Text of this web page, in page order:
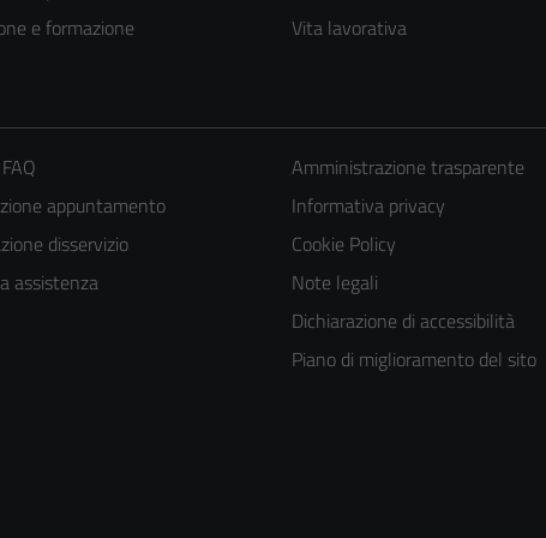
e formazione
Vita lavorativa
appuntamento
disservizio
assistenza
Amministrazione trasparente
Informativa privacy
Cookie Policy
Note legali
Dichiarazione di accessibilità
Piano di miglioramento del sito